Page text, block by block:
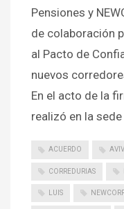
Pensiones y
de colaboración
al Pacto de
nuevos
En el acto de la
realizó en la
ACUERDO
CORREDURIAS
LUIS